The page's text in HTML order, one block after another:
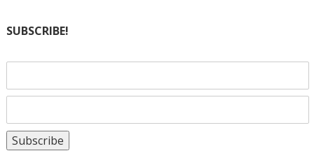
SUBSCRIBE!